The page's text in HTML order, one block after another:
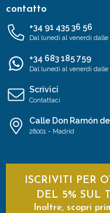
contatto
+34 91 435 36 56
Dal lunedì al venerdì dalle
+34 683 185 759
Dal lunedì al venerdì dalle
Scrivici
Contattaci
Calle Don Ramón
28001 - Madrid
ISCRIVITI PER
DEL 5% SUL
Inoltre, scopri